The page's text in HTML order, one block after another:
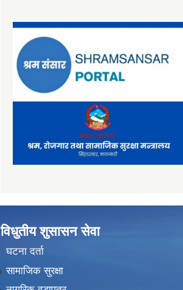
विधुतीय शुसासन सेवा
घटना दर्ता
सामाजिक सुरक्षा